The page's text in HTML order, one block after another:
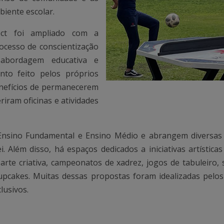
escolar.
foi ampliado com a
de conscientização
educativa e
feito pelos próprios
de permanecerem
oficinas e atividades
Fundamental e Ensino Médio e abrangem
disso, há espaços dedicados a iniciativas
criativa, campeonatos de xadrez, jogos de tabuleiro,
Muitas dessas propostas foram idealizadas